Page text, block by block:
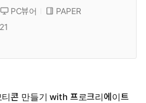
PC뷰어
PAPER
콘 만들기 with 프로크리에이트